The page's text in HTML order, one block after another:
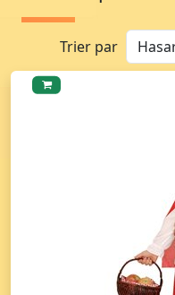
Trier par